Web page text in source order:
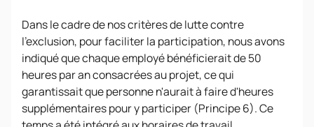
Dans le cadre de nos critères de lutte contre
l'exclusion, pour faciliter la participation, nous avons
indiqué que chaque employé bénéficierait de 50
heures par an consacrées au projet, ce qui
garantissait que personne n'aurait à faire d'heures
supplémentaires pour y participer (Principe 6). Ce